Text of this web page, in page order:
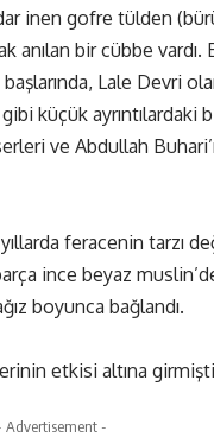
inen gofre tülden
bir cübbe vardı.
Lale Devri
küçük ayrıntılardaki
ve Abdullah
feracenin tarzı
ince beyaz
boyunca bağlandı.
etkisi altına
Advertisement -